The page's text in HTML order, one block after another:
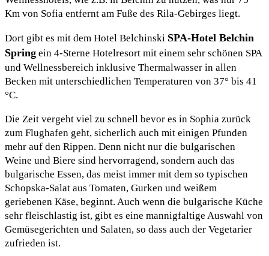
Km von Sofia entfernt am Fuße des Rila-Gebirges liegt.
Dort gibt es mit dem Hotel Belchinski SPA-Hotel Belchin
Spring ein 4-Sterne Hotelresort mit einem sehr schönen SPA
und Wellnessbereich inklusive Thermalwasser in allen
Becken mit unterschiedlichen Temperaturen von 37° bis 41
°C.
Die Zeit vergeht viel zu schnell bevor es in Sophia zurück
zum Flughafen geht, sicherlich auch mit einigen Pfunden
mehr auf den Rippen. Denn nicht nur die bulgarischen
Weine und Biere sind hervorragend, sondern auch das
bulgarische Essen, das meist immer mit dem so typischen
Schopska-Salat aus Tomaten, Gurken und weißem
geriebenen Käse, beginnt. Auch wenn die bulgarische Küche
sehr fleischlastig ist, gibt es eine mannigfaltige Auswahl von
Gemüsegerichten und Salaten, so dass auch der Vegetarier
zufrieden ist.